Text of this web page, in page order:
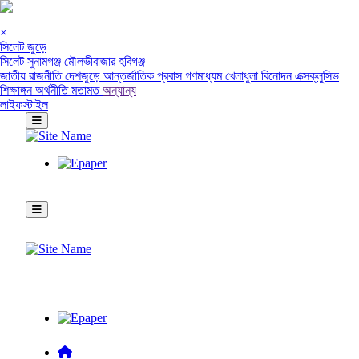
×
সিলেট জুড়ে
সিলেটসুনামগঞ্জ মৌলভীবাজারহবিগঞ্জ
জাতীয় রাজনীতিদেশজুড়ে আন্তর্জাতিক প্রবাসগণমাধ্যমখেলাধুলা বিনোদনএক্সক্লুসিভ
শিক্ষাঙ্গনঅর্থনীতিমতামতঅন্যান্য
লাইফস্টাইল